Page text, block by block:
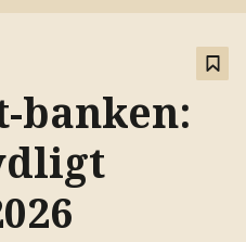
banken: